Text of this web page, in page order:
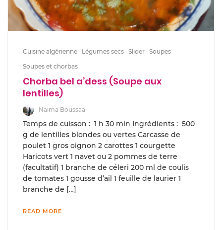
Cuisine algérienne Légumes secs Slider Soupes
Soupes et chorbas
Chorba bel a’dess (Soupe aux
lentilles)
Naima Boussaa
Temps de cuisson : 1 h 30 min Ingrédients : 500
g de lentilles blondes ou vertes Carcasse de
poulet 1 gros oignon 2 carottes 1 courgette
Haricots vert 1 navet ou 2 pommes de terre
(facultatif) 1 branche de céleri 200 ml de coulis
de tomates 1 gousse d’ail 1 feuille de laurier 1
branche de […]
READ MORE